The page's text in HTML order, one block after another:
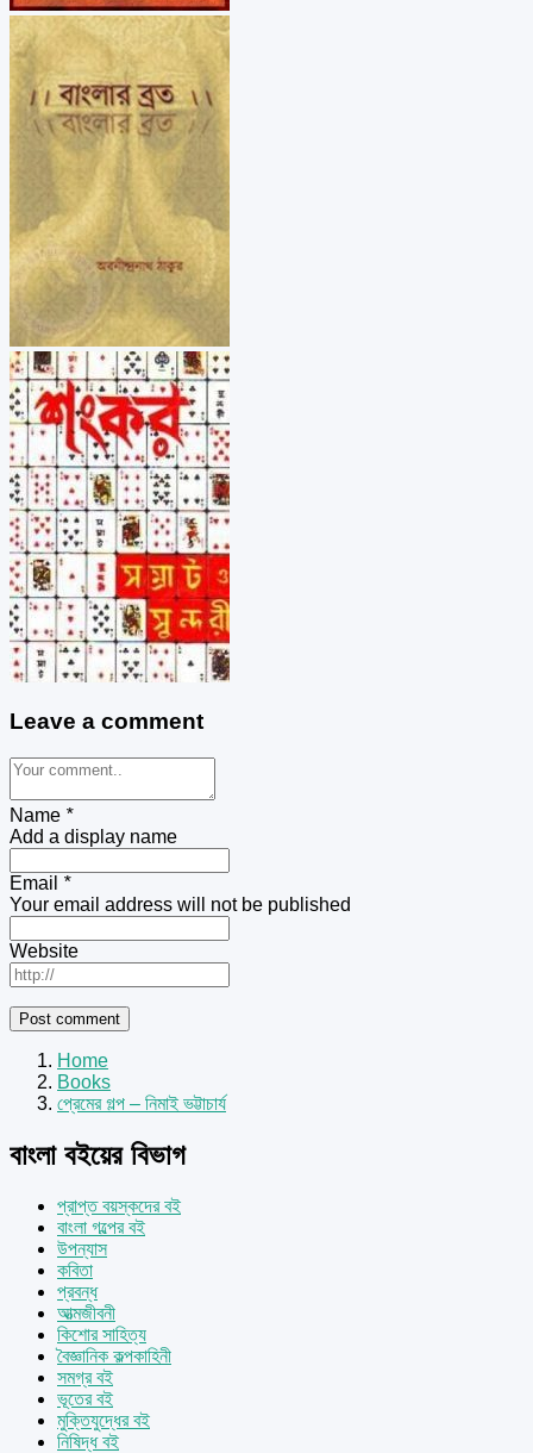
Leave a comment
Name *
Add a display name
Email *
Your email address will not be published
Website
Home
Books
প্রেমের গল্প – নিমাই ভট্টাচার্য
বাংলা বইয়ের বিভাগ
প্রাপ্ত বয়স্কদের বই
বাংলা গল্পের বই
উপন্যাস
কবিতা
প্রবন্ধ
আত্মজীবনী
কিশোর সাহিত্য
বৈজ্ঞানিক কল্পকাহিনী
সমগ্র বই
ভূতের বই
মুক্তিযুদ্ধের বই
নিষিদ্ধ বই